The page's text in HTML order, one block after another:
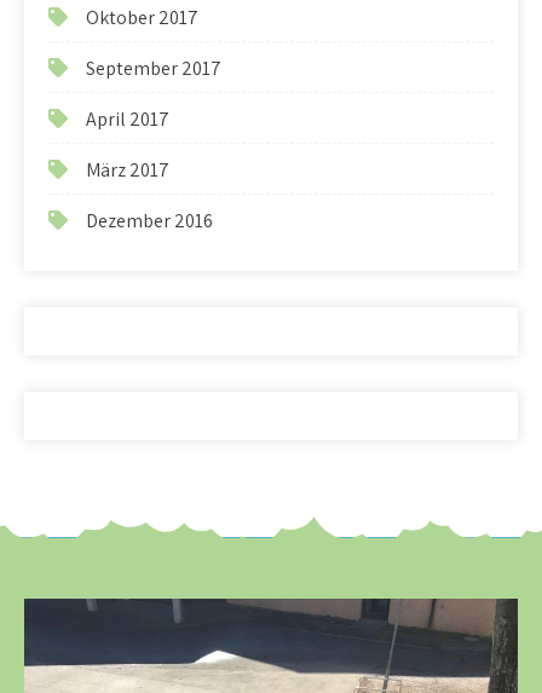
Oktober 2017
September 2017
April 2017
März 2017
Dezember 2016